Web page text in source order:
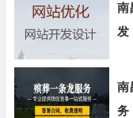
南
发
南
务